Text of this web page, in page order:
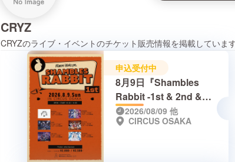
CRYZ
CRYZのライブ・イベントのチケット販売情報を掲載しています
申込受付中
8月9日『Shambles
Rabbit -1st & 2nd &
3rd-』
2026/08/09 他
CIRCUS OSAKA